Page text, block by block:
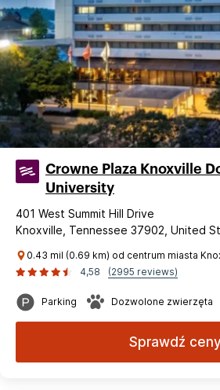
Crowne Plaza Knoxville
University
401 West Summit Hill Drive
Knoxville, Tennessee 37902, United
0.43 mil (0.69 km) od centrum miasta
4,58
(2995 reviews)
Parking Dozwolone zwierzęta
Sprawdź ceny